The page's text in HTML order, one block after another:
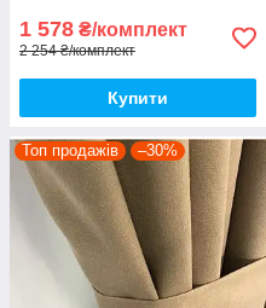
1 578 ₴/комплект
2 254 ₴/комплект
Купити
Топ продажів –30%